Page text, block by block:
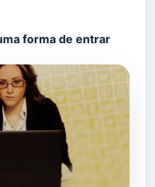
forma de entrar